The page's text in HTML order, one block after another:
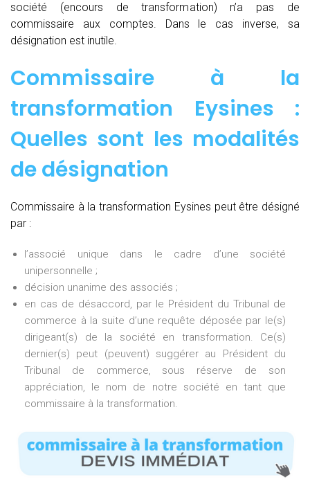
société (encours de transformation) n’a pas de
commissaire aux comptes. Dans le cas inverse, sa
désignation est inutile.
Commissaire à la
transformation Eysines :
Quelles sont les modalités
de désignation
Commissaire à la transformation Eysines peut être désigné
par :
l’associé unique dans le cadre d’une société
unipersonnelle ;
décision unanime des associés ;
en cas de désaccord, par le Président du Tribunal de
commerce à la suite d’une requête déposée par le(s)
dirigeant(s) de la société en transformation. Ce(s)
dernier(s) peut (peuvent) suggérer au Président du
Tribunal de commerce, sous réserve de son
appréciation, le nom de notre société en tant que
commissaire à la transformation.